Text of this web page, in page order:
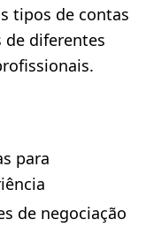
tipos de contas
de diferentes
para
de negociação